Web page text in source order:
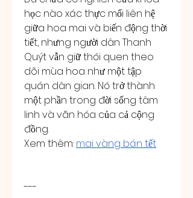
học nào xác thực mối liên hệ
giữa hoa mai và biến động thời
tiết, nhưng người dân Thanh
Quýt vẫn giữ thói quen theo
dõi mùa hoa như một tập
quán dân gian. Nó trở thành
một phần trong đời sống tâm
linh và văn hóa của cả cộng
đồng.
Xem thêm: mai vàng bán tết
---